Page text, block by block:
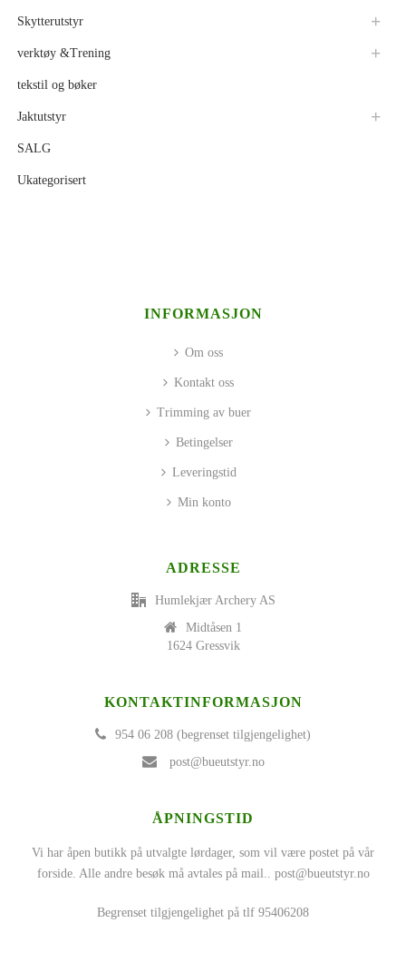
Skytterutstyr
verktøy &Trening
tekstil og bøker
Jaktutstyr
SALG
Ukategorisert
INFORMASJON
Om oss
Kontakt oss
Trimming av buer
Betingelser
Leveringstid
Min konto
ADRESSE
Humlekjær Archery AS
Midtåsen 1
1624 Gressvik
KONTAKTINFORMASJON
954 06 208 (begrenset tilgjengelighet)
post@bueutstyr.no
ÅPNINGSTID
Vi har åpen butikk på utvalgte lørdager, som vil være postet på vår
forside. Alle andre besøk må avtales på mail.. post@bueutstyr.no
Begrenset tilgjengelighet på tlf 95406208